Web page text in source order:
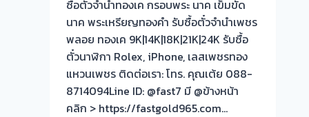
ซื้อตั๋วจำนำทองเค กรอบพระ นาค เข็มขัด
นาค พระเหรียญทองคำ รับซื้อตั๋วจำนำเพชร
พลอย ทองเค 9K|14K|18K|21K|24K รับซื้อ
ตั๋วนาฬิกา Rolex, iPhone, เลสเพชรทอง
แหวนเพชร ติดต่อเรา: โทร. คุณเต้ย 088-
8714094Line ID: @fast7 มี @ข้างหน้า
คลิก > https://fastgold965.com…